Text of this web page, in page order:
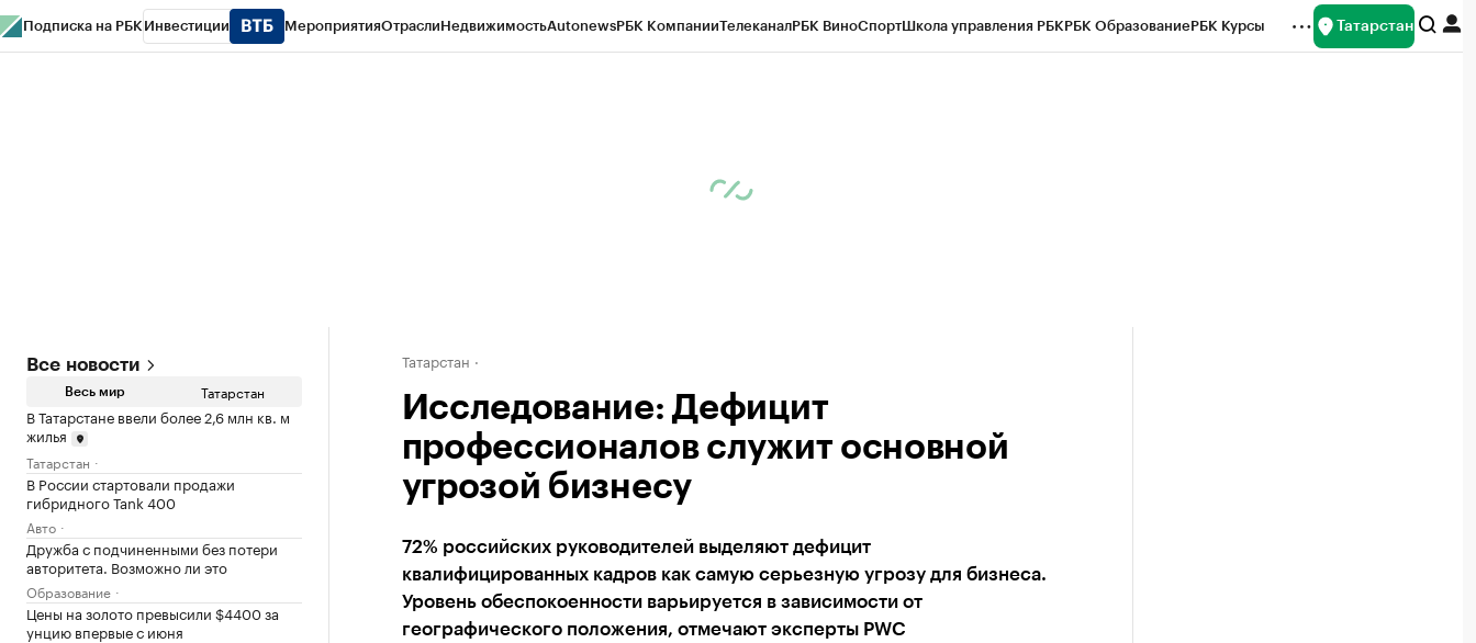
Подписка на РБК Инвестиции МероприятияОтраслиНедвижимостьAutonewsРБК КомпанииТелеканалРБК ВиноСпортШкола управления РБКРБК ОбразованиеРБК Курсы Татарстан
Все новости
Весь мир Татарстан
В Татарстане ввели более 2,6 млн кв. м
жилья
Татарстан
В России стартовали продажи
гибридного Tank 400
Авто
Дружба с подчиненными без потери
авторитета. Возможно ли это
Образование
Цены на золото превысили $4400 за
унцию впервые с июня
Татарстан
Исследование: Дефицит
профессионалов служит основной
угрозой бизнесу
72% российских руководителей выделяют дефицит
квалифицированных кадров как самую серьезную угрозу для бизнеса.
Уровень обеспокоенности варьируется в зависимости от
географического положения, отмечают эксперты PWC